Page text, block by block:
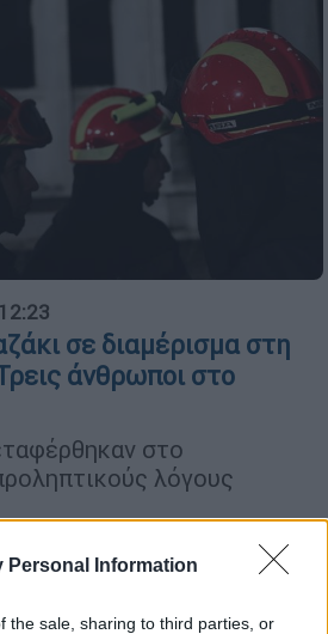
Personal Information
the sale, sharing to third parties, or
σε διαμέρισμα στη
άνθρωποι στο
στο
λόγους